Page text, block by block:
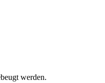
werden.